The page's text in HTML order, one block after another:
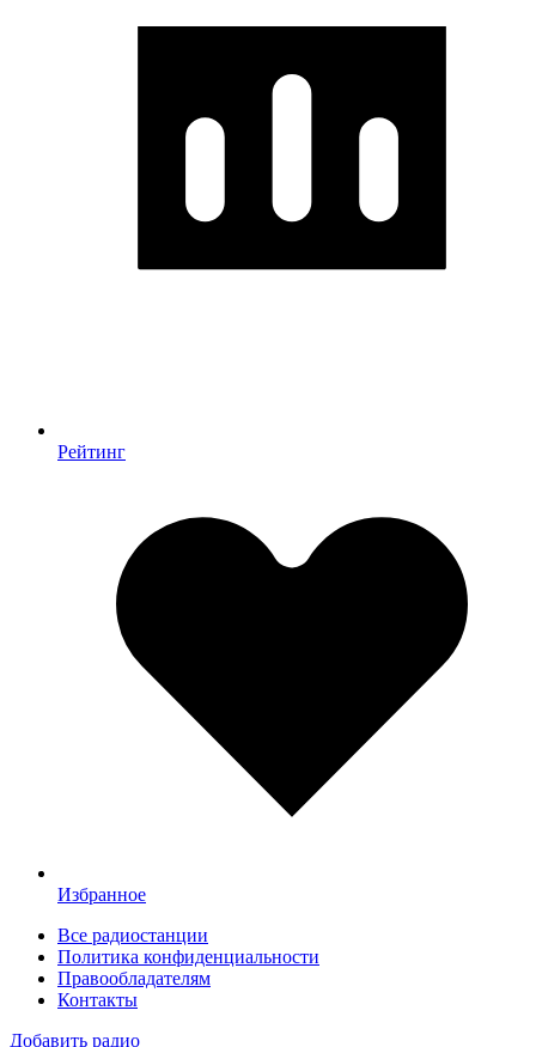
Рейтинг
Избранное
Все радиостанции
Политика конфиденциальности
Правообладателям
Контакты
Добавить радио